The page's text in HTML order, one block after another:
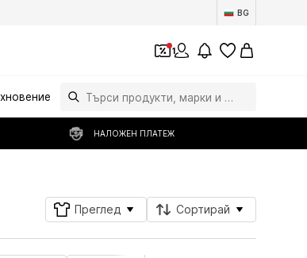
BG
1
НАЛОЖЕН ПЛАТЕЖ
Преглед Сортирай